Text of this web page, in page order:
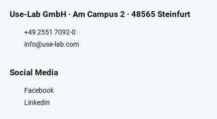
Use-Lab GmbH · Am Campus 2 · 48565 Steinfurt
+49 2551 7092-0
info@use-lab.com
Social Media
Facebook
LinkedIn